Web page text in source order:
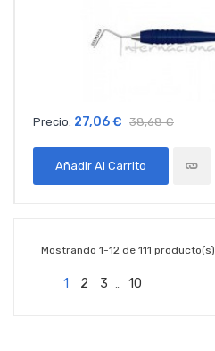
Precio: 27,06 € 38,68 €
Añadir Al Carrito
Mostrando 1-12 de 111 producto(s)
1 2 3 … 10